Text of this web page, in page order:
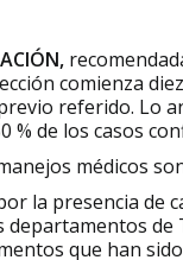
comienza
referido. Lo
% de los casos
médicos
la presencia de
de
que han